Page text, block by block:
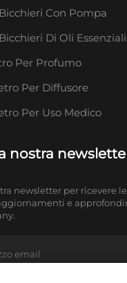
Con Pompa
Di Oli Essenziali
Per Profumo
Per Diffusore
Per Uso Medico
nostra
newsletter per ricevere
e